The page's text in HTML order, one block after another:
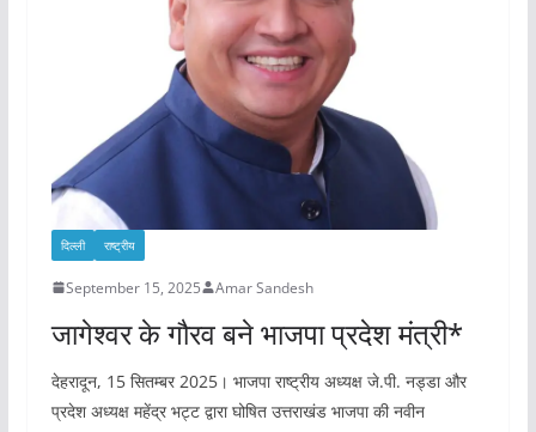
दिल्ली राष्ट्रीय
September 15, 2025 Amar Sandesh
जागेश्वर के गौरव बने भाजपा प्रदेश मंत्री*
देहरादून, 15 सितम्बर 2025। भाजपा राष्ट्रीय अध्यक्ष जे.पी. नड्डा और
प्रदेश अध्यक्ष महेंद्र भट्ट द्वारा घोषित उत्तराखंड भाजपा की नवीन